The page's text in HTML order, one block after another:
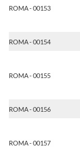
ROMA - 00153
ROMA - 00154
ROMA - 00155
ROMA - 00156
ROMA - 00157